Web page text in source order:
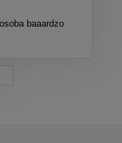
baaardzo